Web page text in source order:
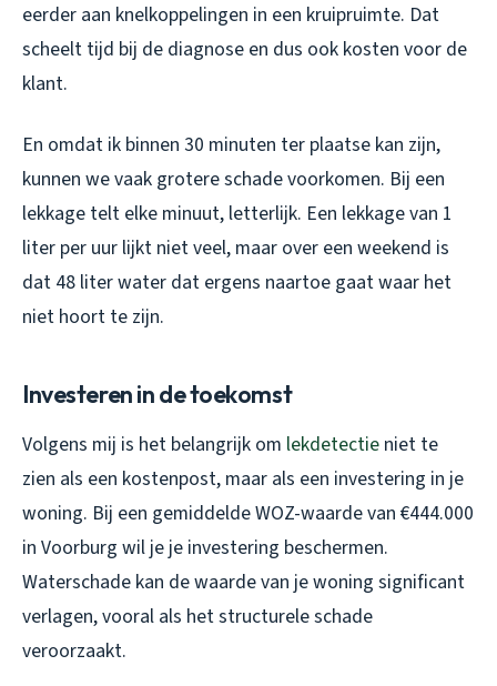
eerder aan knelkoppelingen in een kruipruimte. Dat
scheelt tijd bij de diagnose en dus ook kosten voor de
klant.
En omdat ik binnen 30 minuten ter plaatse kan zijn,
kunnen we vaak grotere schade voorkomen. Bij een
lekkage telt elke minuut, letterlijk. Een lekkage van 1
liter per uur lijkt niet veel, maar over een weekend is
dat 48 liter water dat ergens naartoe gaat waar het
niet hoort te zijn.
Investeren in de toekomst
Volgens mij is het belangrijk om lekdetectie niet te
zien als een kostenpost, maar als een investering in je
woning. Bij een gemiddelde WOZ-waarde van €444.000
in Voorburg wil je je investering beschermen.
Waterschade kan de waarde van je woning significant
verlagen, vooral als het structurele schade
veroorzaakt.